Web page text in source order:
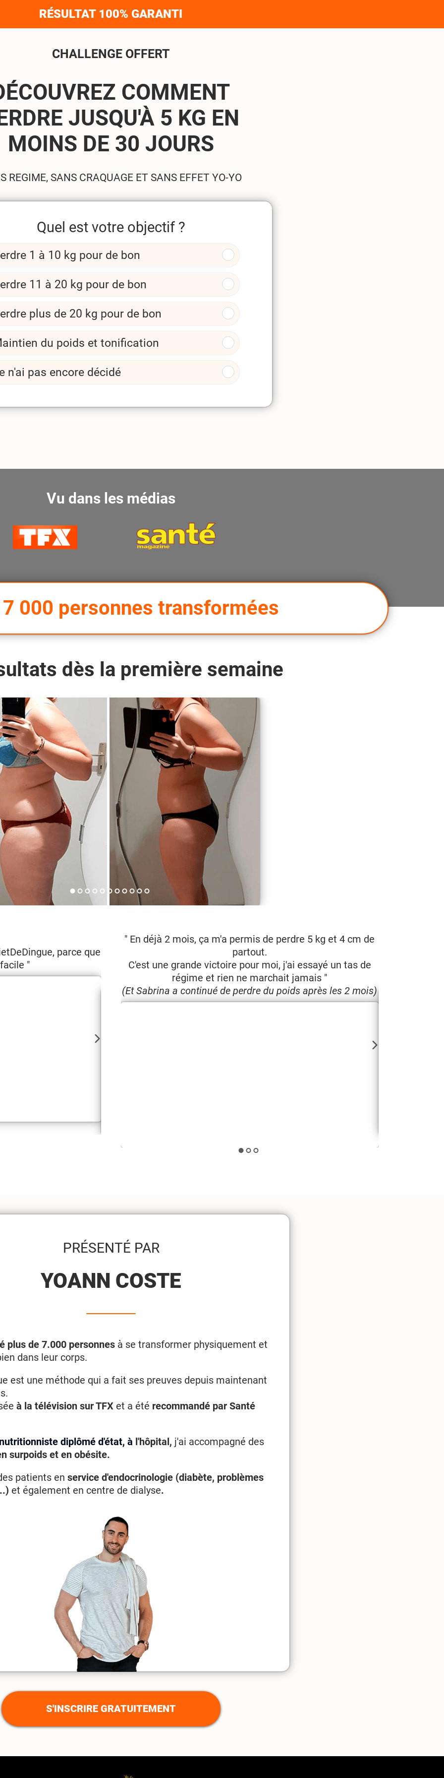
RÉSULTAT 100% GARANTI
CHALLENGE OFFERT
COMMENT
JUSQU'À 5 KG EN
MOINS DE 30 JOURS
REGIME, SANS CRAQUAGE ET SANS EFFET YO-YO
Quel est votre objectif ?
1 à 10 kg pour de bon
11 à 20 kg pour de bon
plus de 20 kg pour de bon
du poids et tonification
n'ai pas encore décidé
Vu dans les médias
7 000 personnes transformées
dès la première semaine
parce que
"
" J'ai juste à suivre ce qu'on m'envoie, c'est vraiment pas
prise de tête.
C'est des recettes qui font plaisir, on mange en quantité
largement suffisante "
" J'ai surtout
" En déjà 2 mois, ça m'a permis de perdre 5 kg et 4 cm de
partout.
C'est une grande victoire pour moi, j'ai essayé un tas de
régime et rien ne marchait jamais "
(Et Sabrina a continué de perdre du poids après les 2 mois)
PRÉSENTÉ PAR
YOANN COSTE
plus de 7.000 personnes à se transformer physiquement et
dans leur corps.
est une méthode qui a fait ses preuves depuis maintenant
à la télévision sur TFX et a été recommandé par Santé
diplômé d'état, à l'hôpital, j'ai accompagné des
surpoids et en obésite.
patients en service d'endocrinologie (diabète, problèmes
et également en centre de dialyse.
S'INSCRIRE GRATUITEMENT